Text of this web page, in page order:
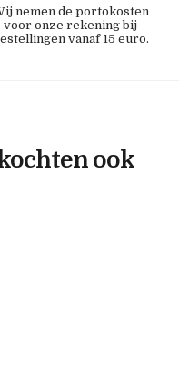
nemen de portokosten
voor onze rekening bij
vanaf 15 euro.
ook